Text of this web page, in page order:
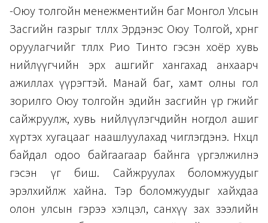
-Оюу толгойн менежментийн баг Монгол Улсын
Засгийн газрыг төлөөлөх Эрдэнэс Оюу Толгой, хөрөнгө
оруулагчийг төлөөлөх Рио Тинто гэсэн хоёр хувь
нийлүүгчийн эрх ашгийг хангахад анхаарч
ажиллах үүрэгтэй. Манай баг, хамт олны гол
зорилго Оюу толгойн эдийн засгийн үр өгөөжийг
сайжруулж, хувь нийлүүлэгчдийн ногдол ашиг
хүртэх хугацааг наашлуулахад чиглэгдэнэ. Нөхцөл
байдал одоо байгаагаар байнга үргэлжилнэ
гэсэн үг биш. Сайжруулах боломжуудыг
эрэлхийлж хайна. Тэр боломжуудыг хайхдаа
олон улсын гэрээ хэлцэл, санхүү зах зээлийн